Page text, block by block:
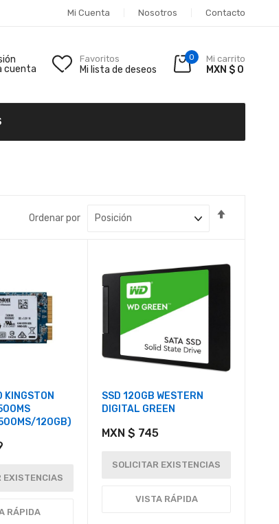
Mi Cuenta Nosotros Contacto
cuenta
Favoritos
Mi lista de deseos
0 Mi carrito
MXN $ 0
Ordenar por
KINGSTON
120GB)
EXISTENCIAS
RÁPIDA
SSD 120GB WESTERN
DIGITAL GREEN
MXN $ 745
SOLICITAR EXISTENCIAS
VISTA RÁPIDA